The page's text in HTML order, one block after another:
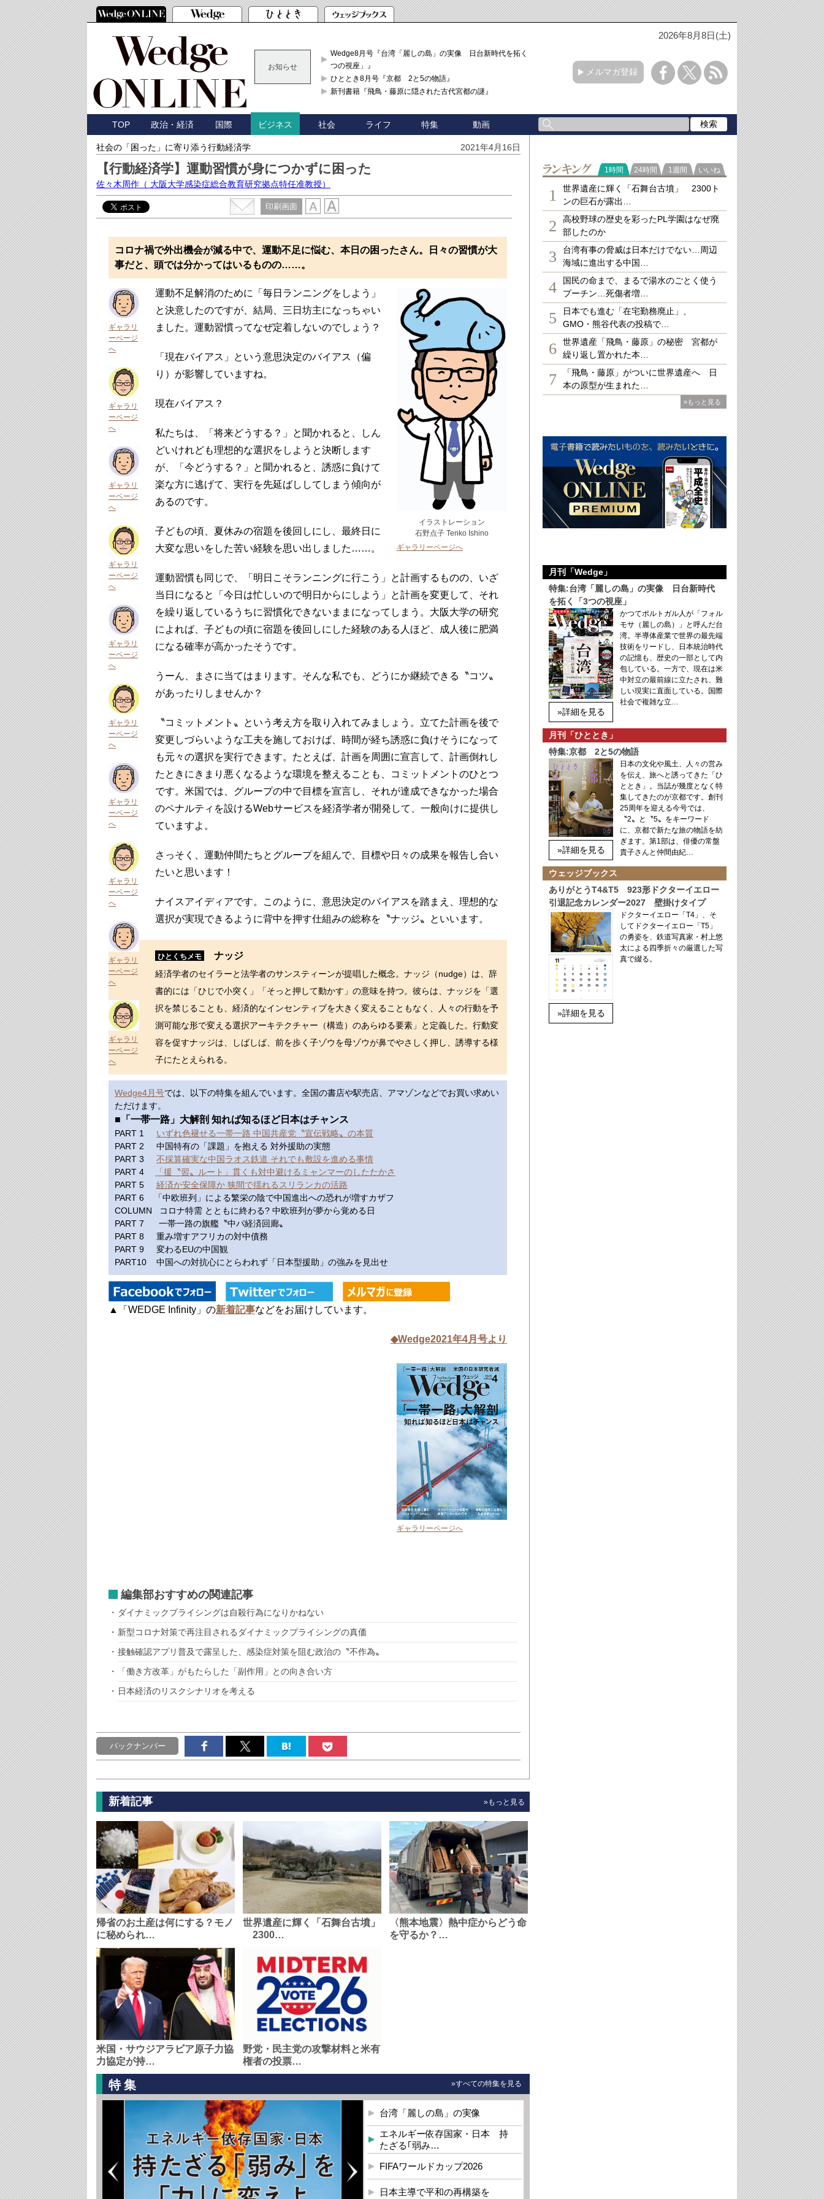
2026年8月8日(土)
お知らせ
Wedge8月号『台湾「麗しの島」の実像 日台新時代を拓く「3
つの視座」』
ひととき8月号『京都 2と5の物語』
新刊書籍『飛鳥・藤原に隠された古代宮都の謎』
メルマガ登録
TOP 政治・経済 国際 ビジネス 社会 ライフ 特集 動画
社会の「困った」に寄り添う行動経済学 2021年4月16日
【行動経済学】運動習慣が身につかずに困った
佐々木周作 （ 大阪大学感染症総合教育研究拠点特任准教授）
印刷画面
コロナ禍で外出機会が減る中で、運動不足に悩む、本日の困ったさん。日々の習慣が大
事だと、頭では分かってはいるものの……。
イラストレーション
石野点子 Tenko Ishino
ギャラリーページへ
ギャラリ
ーページ
へ
運動不足解消のために「毎日ランニングをしよう」
と決意したのですが、結局、三日坊主になっちゃい
ました。運動習慣ってなぜ定着しないのでしょう？
ギャラリ
ーページ
へ
「現在バイアス」という意思決定のバイアス（偏
り）が影響していますね。
ギャラリ
ーページ
へ
現在バイアス？
ギャラリ
ーページ
へ
私たちは、「将来どうする？」と聞かれると、しん
どいけれども理想的な選択をしようと決断します
が、「今どうする？」と聞かれると、誘惑に負けて
楽な方に逃げて、実行を先延ばししてしまう傾向が
あるのです。
ギャラリ
ーページ
へ
子どもの頃、夏休みの宿題を後回しにし、最終日に
大変な思いをした苦い経験を思い出しました……。
ギャラリ
ーページ
へ
運動習慣も同じで、「明日こそランニングに行こう」と計画するものの、いざ
当日になると「今日は忙しいので明日からにしよう」と計画を変更して、それ
を繰り返しているうちに習慣化できないままになってしまう。大阪大学の研究
によれば、子どもの頃に宿題を後回しにした経験のある人ほど、成人後に肥満
になる確率が高かったそうです。
ギャラリ
ーページ
へ
うーん、まさに当てはまります。そんな私でも、どうにか継続できる〝コツ〟
があったりしませんか？
ギャラリ
ーページ
へ
〝コミットメント〟という考え方を取り入れてみましょう。立てた計画を後で
変更しづらいような工夫を施しておけば、時間が経ち誘惑に負けそうになって
も元々の選択を実行できます。たとえば、計画を周囲に宣言して、計画倒れし
たときにきまり悪くなるような環境を整えることも、コミットメントのひとつ
です。米国では、グループの中で目標を宣言し、それが達成できなかった場合
のペナルティを設けるWebサービスを経済学者が開発して、一般向けに提供し
ていますよ。
ギャラリ
ーページ
へ
さっそく、運動仲間たちとグループを組んで、目標や日々の成果を報告し合い
たいと思います！
ギャラリ
ーページ
へ
ナイスアイディアです。このように、意思決定のバイアスを踏まえ、理想的な
選択が実現できるように背中を押す仕組みの総称を〝ナッジ〟といいます。
ひとくちメモ ナッジ
経済学者のセイラーと法学者のサンスティーンが提唱した概念。ナッジ（nudge）は、辞
書的には「ひじで小突く」「そっと押して動かす」の意味を持つ。彼らは、ナッジを「選
択を禁じることも、経済的なインセンティブを大きく変えることもなく、人々の行動を予
測可能な形で変える選択アーキテクチャー（構造）のあらゆる要素」と定義した。行動変
容を促すナッジは、しばしば、前を歩く子ゾウを母ゾウが鼻でやさしく押し、誘導する様
子にたとえられる。
Wedge4月号では、以下の特集を組んでいます。全国の書店や駅売店、アマゾンなどでお買い求めい
ただけます。
■「一帯一路」大解剖 知れば知るほど日本はチャンス
PART 1 いずれ色褪せる一帯一路 中国共産党〝宣伝戦略〟の本質
PART 2 中国特有の「課題」を抱える 対外援助の実態
PART 3 不採算確実な中国ラオス鉄道 それでも敷設を進める事情
PART 4
「援〝習〟ルート」貫くも対中避けるミャンマーのしたたかさ
PART 5 経済か安全保障か 狭間で揺れるスリランカの活路
PART 6 「中欧班列」による繁栄の陰で中国進出への恐れが増すカザフ
COLUMN コロナ特需 とともに終わる? 中欧班列が夢から覚める日
PART 7 一帯一路の旗艦〝中パ経済回廊〟
PART 8 重み増すアフリカの対中債務
PART 9 変わるEUの中国観
PART10 中国への対抗心にとらわれず「日本型援助」の強みを見出せ
▲「WEDGE Infinity」の新着記事などをお届けしています。
◆Wedge2021年4月号より
ギャラリーページへ
編集部おすすめの関連記事
ダイナミックプライシングは自殺行為になりかねない
新型コロナ対策で再注目されるダイナミックプライシングの真価
接触確認アプリ普及で露呈した、感染症対策を阻む政治の〝不作為〟
「働き方改革」がもたらした「副作用」との向き合い方
日本経済のリスクシナリオを考える
バックナンバー
新着記事 »もっと見る
帰省のお土産は何にする？モノ
に秘められ…
世界遺産に輝く「石舞台古墳」
2300…
〈熊本地震〉熱中症からどう命
を守るか？…
米国・サウジアラビア原子力協
力協定が持…
野党・民主党の攻撃材料と米有
権者の投票…
特集 »すべての特集を見る
台湾「麗しの島」の実像
エネルギー依存国家・日本 持
たざる｢弱み…
FIFAワールドカップ2026
日本主導で平和の再構築を
ランキング
1時間 24時間 1週間 いいね
1
世界遺産に輝く「石舞台古墳」 2300ト
ンの巨石が露出…
2
高校野球の歴史を彩ったPL学園はなぜ廃
部したのか
3
台湾有事の脅威は日本だけでない…周辺
海域に進出する中国…
4
国民の命まで、まるで湯水のごとく使う
プーチン…死傷者増…
5
日本でも進む「在宅勤務廃止」、
GMO・熊谷代表の投稿で…
6
世界遺産「飛鳥・藤原」の秘密 宮都が
繰り返し置かれた本…
7
「飛鳥・藤原」がついに世界遺産へ 日
本の原型が生まれた…
»もっと見る
月刊「Wedge」
特集:台湾「麗しの島」の実像 日台新時代
を拓く「3つの視座」
»詳細を見る
かつてポルトガル人が「フォル
モサ（麗しの島）」と呼んだ台
湾。半導体産業で世界の最先端
技術をリードし、日本統治時代
の記憶も、歴史の一部として内
包している。一方で、現在は米
中対立の最前線に立たされ、難
しい現実に直面している。国際
社会で複雑な立…
月刊「ひととき」
特集:京都 2と5の物語
»詳細を見る
日本の文化や風土、人々の営み
を伝え、旅へと誘ってきた「ひ
ととき」。当誌が幾度となく特
集してきたのが京都です。創刊
25周年を迎える今号では、
〝2〟と〝5〟をキーワード
に、京都で新たな旅の物語を紡
ぎます。第1部は、俳優の常盤
貴子さんと仲間由紀…
ウェッジブックス
ありがとうT4&T5 923形ドクターイエロー
引退記念カレンダー2027 壁掛けタイプ
»詳細を見る
ドクターイエロー「T4」、そ
してドクターイエロー「T5」
の勇姿を、鉄道写真家・村上悠
太による四季折々の厳選した写
真で綴る。